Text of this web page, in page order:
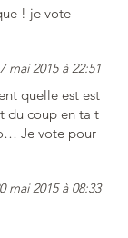
! je vote
mai 2015 à 22:51
quelle est est
du coup en ta t
Je vote pour
mai 2015 à 08:33